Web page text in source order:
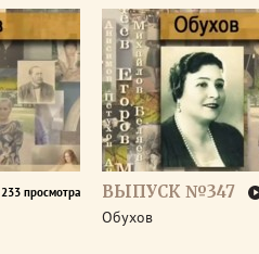
233 просмотра ВЫПУСК №347
Обухов